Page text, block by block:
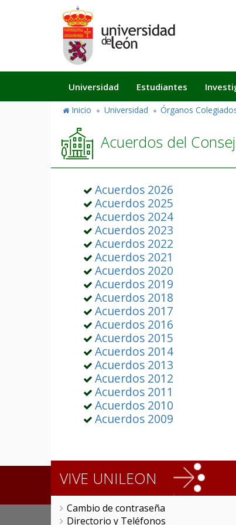
Navegación
principal
Universidad Estudiantes
Inicio Universidad Órganos
Acuerdos del
Acuerdos 2026
Acuerdos 2025
Acuerdos 2024
Acuerdos 2023
Acuerdos 2022
Acuerdos 2021
Acuerdos 2020
Acuerdos 2019
Acuerdos 2018
Acuerdos 2017
Acuerdos 2016
Acuerdos 2015
Acuerdos 2014
Acuerdos 2013
Acuerdos 2012
Acuerdos 2011
Acuerdos 2010
Acuerdos 2009
VIVE UNILEON
Cambio de contraseña
Directorio y Teléfonos